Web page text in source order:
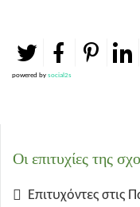
powered by social2s
Οι επιτυχίες της
Επιτυχόντες στις